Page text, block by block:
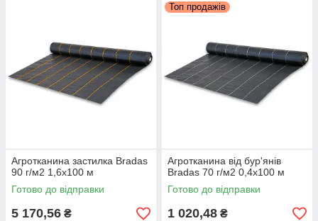
Агротканина застилка Bradas
90 г/м2 1,6х100 м
Готово до відправки
5 170,56 ₴
Топ продажів
Агротканина від бур'янів
Bradas 70 г/м2 0,4х100 м
Готово до відправки
1 020,48 ₴